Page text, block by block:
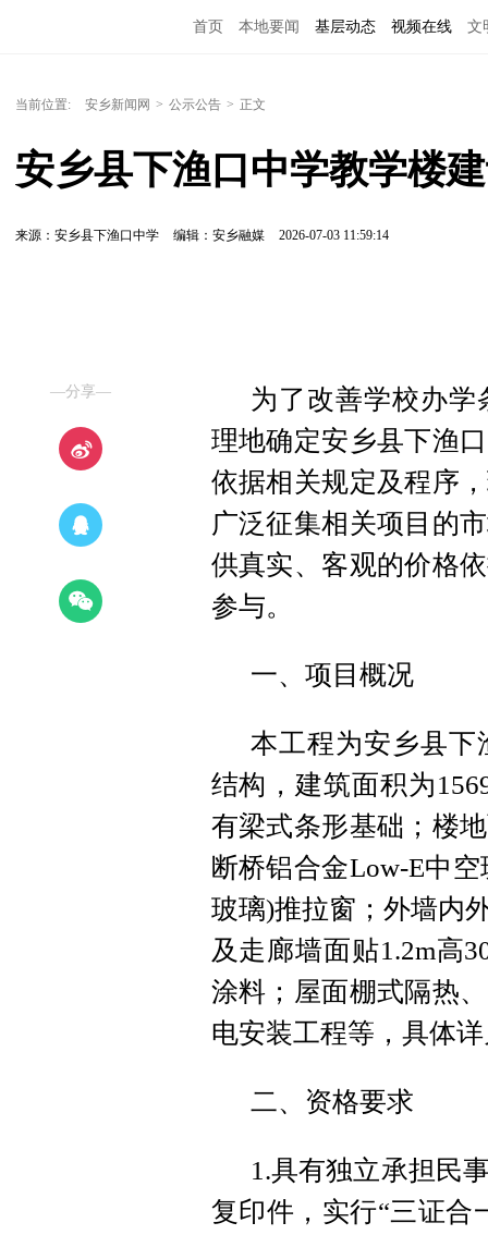
首页 本地要闻 基层动态 视频在线 文
当前位置: 安乡新闻网 > 公示公告 > 正文
安乡县下渔口中学教学楼
来源：安乡县下渔口中学 编辑：安乡融媒 2026-07-03 11:59:14
—分享—
为了改善学校办
理地确定安乡县下渔
依据相关规定及程序
广泛征集相关项目的
供真实、客观的价格
参与。
一、项目概况
本工程为安乡县下
结构，建筑面积为
有梁式条形基础；楼
断桥铝合金Low-E中
玻璃)推拉窗；外墙内
及走廊墙面贴1.2m高
涂料；屋面棚式隔热
电安装工程等，具体
二、资格要求
1.具有独立承担民
复印件，实行“三证合